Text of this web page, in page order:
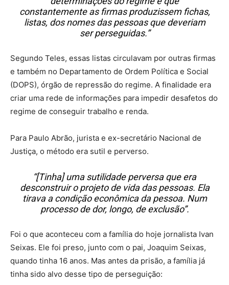
constantemente as firmas produzissem fichas,
listas, dos nomes das pessoas que deveriam
ser perseguidas.”
Segundo Teles, essas listas circulavam por outras firmas
e também no Departamento de Ordem Política e Social
(DOPS), órgão de repressão do regime. A finalidade era
criar uma rede de informações para impedir desafetos do
regime de conseguir trabalho e renda.
Para Paulo Abrão, jurista e ex-secretário Nacional de
Justiça, o método era sutil e perverso.
“[Tinha] uma sutilidade perversa que era
desconstruir o projeto de vida das pessoas. Ela
tirava a condição econômica da pessoa. Num
processo de dor, longo, de exclusão”.
Foi o que aconteceu com a família do hoje jornalista Ivan
Seixas. Ele foi preso, junto com o pai, Joaquim Seixas,
quando tinha 16 anos. Mas antes da prisão, a família já
tinha sido alvo desse tipo de perseguição: